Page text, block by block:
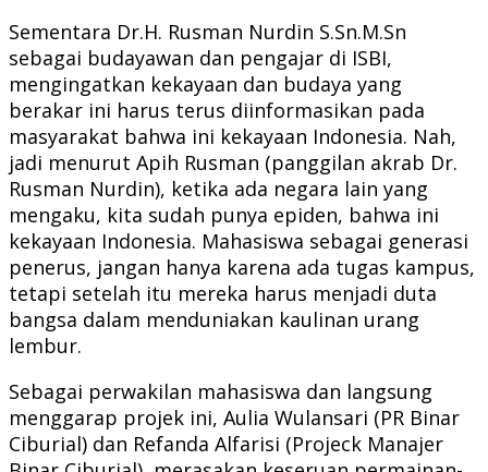
Sementara Dr.H. Rusman Nurdin S.Sn.M.Sn
sebagai budayawan dan pengajar di ISBI,
mengingatkan kekayaan dan budaya yang
berakar ini harus terus diinformasikan pada
masyarakat bahwa ini kekayaan Indonesia. Nah,
jadi menurut Apih Rusman (panggilan akrab Dr.
Rusman Nurdin), ketika ada negara lain yang
mengaku, kita sudah punya epiden, bahwa ini
kekayaan Indonesia. Mahasiswa sebagai generasi
penerus, jangan hanya karena ada tugas kampus,
tetapi setelah itu mereka harus menjadi duta
bangsa dalam menduniakan kaulinan urang
lembur.
Sebagai perwakilan mahasiswa dan langsung
menggarap projek ini, Aulia Wulansari (PR Binar
Ciburial) dan Refanda Alfarisi (Projeck Manajer